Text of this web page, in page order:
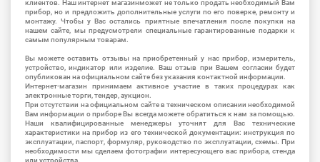
клиентов. Наш интернет магазинможет не только продать необходимый Вам
прибор, но и предложить дополнительные услуги по его поверке, ремонту и
монтажу. Чтобы у Вас остались приятные впечатления после покупки на
нашем сайте, мы предусмотрели специальные гарантированные подарки к
самым популярным товарам.
Вы можете оставить отзывы на приобретенный у нас прибор, измеритель,
устройство, индикатор или изделие. Ваш отзыв при Вашем согласии будет
опубликован на официальном сайте без указания контактной информации.
Интернет-магазин принимаем активное участие в таких процедурах как
электронные торги, тендер, аукцион.
При отсутствии на официальном сайте в техническом описании необходимой
Вам информации о приборе Вы всегда можете обратиться к нам за помощью.
Наши квалифицированные менеджеры уточнят для Вас технические
характеристики на прибор из его технической документации: инструкция по
эксплуатации, паспорт, формуляр, руководство по эксплуатации, схемы. При
необходимости мы сделаем фотографии интересующего вас прибора, стенда
или устройства.